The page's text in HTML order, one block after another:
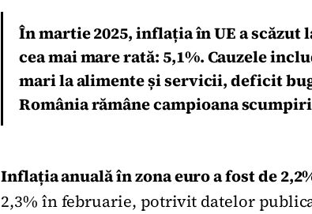
În martie 2025, inflația în UE a scăzut
cea mai mare rată: 5,1%. Cauzele
mari la alimente și servicii, deficit
România rămâne campioana
Inflația anuală în zona euro a fost de
2,3% în februarie, potrivit datelor